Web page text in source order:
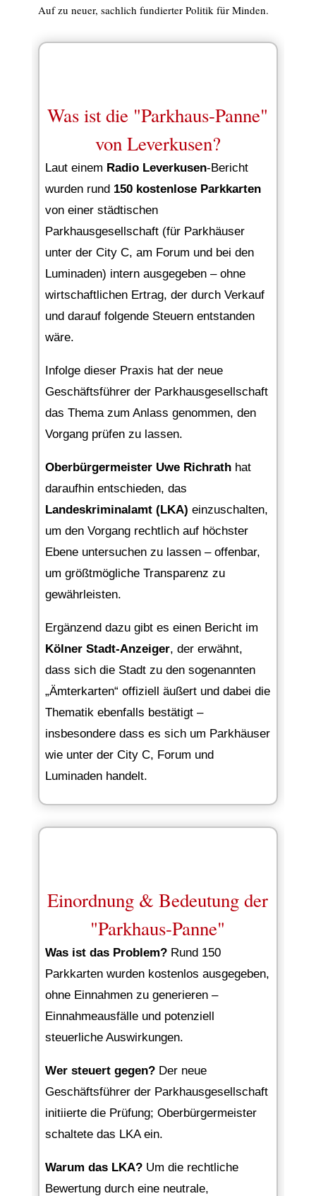
Auf zu neuer, sachlich fundierter Politik für Minden.
Was ist die "Parkhaus-Panne"
von Leverkusen?
Laut einem Radio Leverkusen-Bericht
wurden rund 150 kostenlose Parkkarten
von einer städtischen
Parkhausgesellschaft (für Parkhäuser
unter der City C, am Forum und bei den
Luminaden) intern ausgegeben – ohne
wirtschaftlichen Ertrag, der durch Verkauf
und darauf folgende Steuern entstanden
wäre.
Infolge dieser Praxis hat der neue
Geschäftsführer der Parkhausgesellschaft
das Thema zum Anlass genommen, den
Vorgang prüfen zu lassen.
Oberbürgermeister Uwe Richrathhat
daraufhin entschieden, das
Landeskriminalamt (LKA) einzuschalten,
um den Vorgang rechtlich auf höchster
Ebene untersuchen zu lassen – offenbar,
um größtmögliche Transparenz zu
gewährleisten.
Ergänzend dazu gibt es einen Bericht im
Kölner Stadt-Anzeiger, der erwähnt,
dass sich die Stadt zu den sogenannten
„Ämterkarten“ offiziell äußert und dabei die
Thematik ebenfalls bestätigt –
insbesondere dass es sich um Parkhäuser
wie unter der City C, Forum und
Luminaden handelt.
Einordnung & Bedeutung der
"Parkhaus-Panne"
Was ist das Problem? Rund 150
Parkkarten wurden kostenlos ausgegeben,
ohne Einnahmen zu generieren –
Einnahmeausfälle und potenziell
steuerliche Auswirkungen.
Wer steuert gegen?Der neue
Geschäftsführer der Parkhausgesellschaft
initiierte die Prüfung; Oberbürgermeister
schaltete das LKA ein.
Warum das LKA? Um die rechtliche
Bewertung durch eine neutrale,